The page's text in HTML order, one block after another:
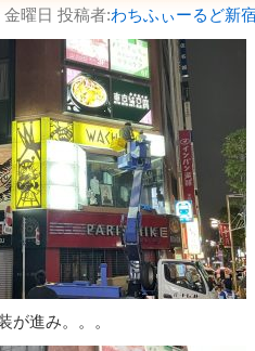
金曜日 投稿者:わちふぃーるど新
が進み。。。